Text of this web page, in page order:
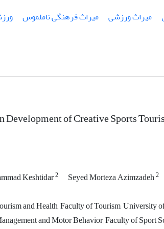
میراث ورزشی میراث فرهنگی ناملموس
of Creative Sports
Keshtidar2 Seyed Morteza Azimzadeh2
and Health, Faculty of Tourism, University
and Motor Behavior, Faculty of Sport